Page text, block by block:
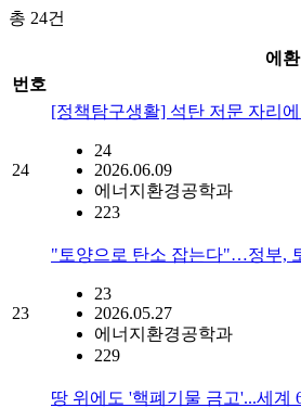
총 24건
에
번호
24
[정책탐구생활] 석탄 저문 자리
24
2026.06.09
에너지환경공학과
223
23
"토양으로 탄소 잡는다"…정부,
23
2026.05.27
에너지환경공학과
229
땅 위에도 '핵폐기물 금고'...세계